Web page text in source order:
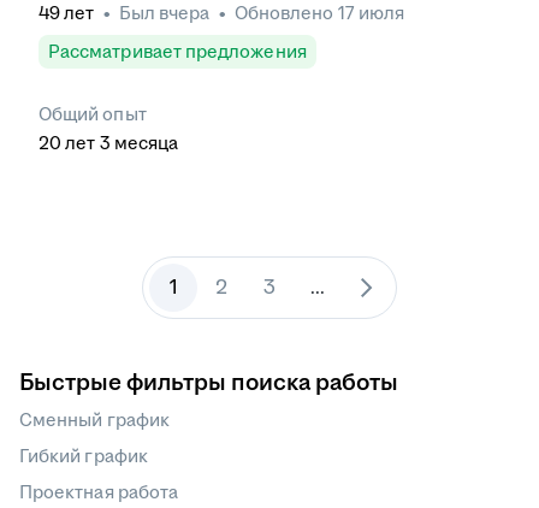
49лет • Был вчера • Обновлено 17 июля
Рассматривает предложения
Общий опыт
20 лет 3 месяца
1 2 3 ...
Быстрые фильтры поиска работы
Сменный график
Гибкий график
Проектная работа